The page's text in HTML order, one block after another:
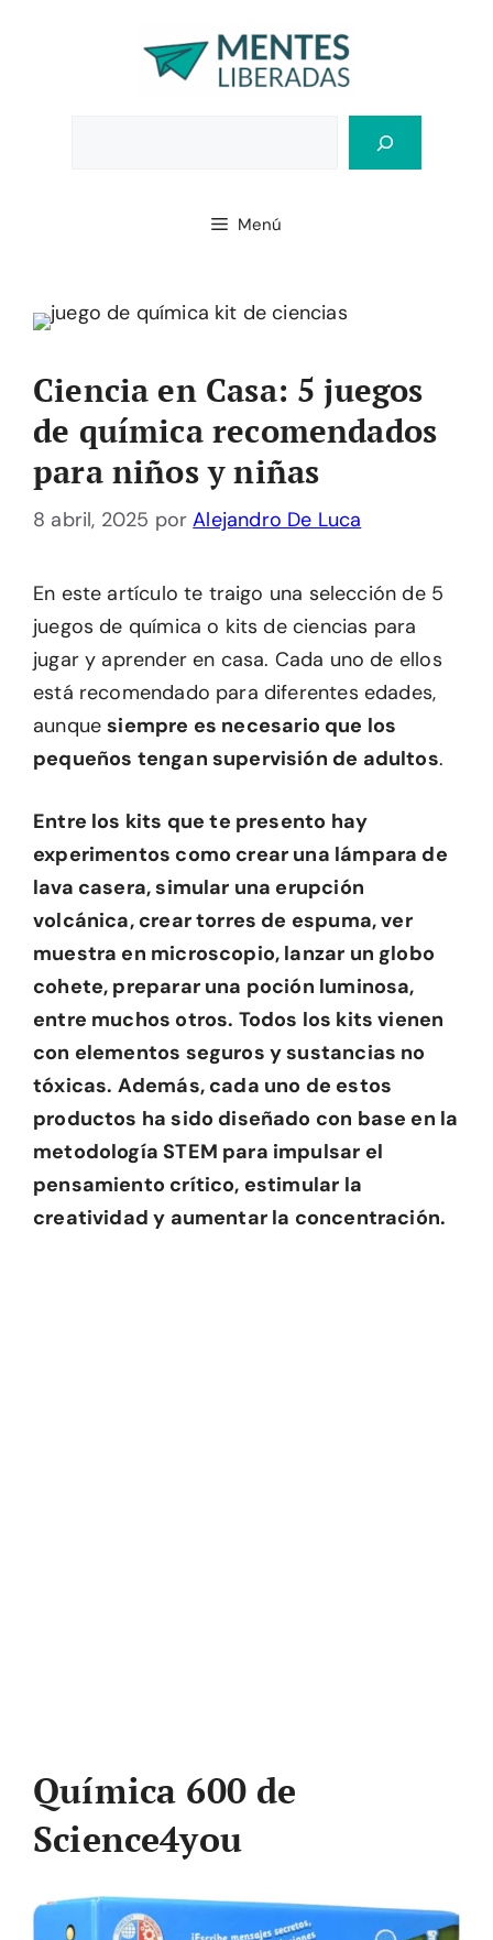
Menú
Ciencia en Casa: 5 juegos
de química recomendados
para niños y niñas
8 abril, 2025 porAlejandro De Luca
En este artículo te traigo una selección de 5
juegos de química o kits de ciencias para
jugar y aprender en casa. Cada uno de ellos
está recomendado para diferentes edades,
aunquesiempre es necesario que los
pequeños tengan supervisión de adultos.
Entre los kits que te presento hay
experimentos como crear una lámpara de
lava casera, simular una erupción
volcánica, crear torres de espuma, ver
muestra en microscopio, lanzar un globo
cohete, preparar una poción luminosa,
entre muchos otros. Todos los kits vienen
con elementos seguros y sustancias no
tóxicas. Además, cada uno de estos
productos ha sido diseñado con base en la
metodología STEM para impulsar el
pensamiento crítico, estimular la
creatividad y aumentar la concentración.
Química 600 de
Science4you